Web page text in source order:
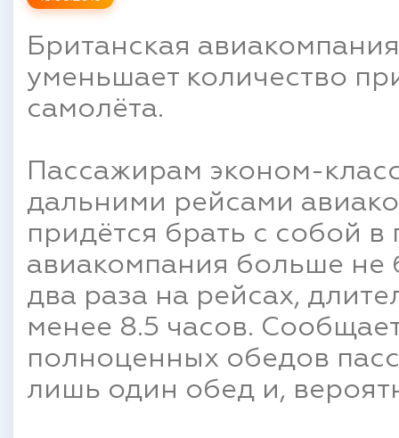
Британская
уменьшает количество
самолёта.
Пассажирам эконом-
дальними рейсами
придётся брать с собой в
авиакомпания больше не
два раза на рейсах,
менее 8.5 часов.
полноценных обедов
лишь один обед и,